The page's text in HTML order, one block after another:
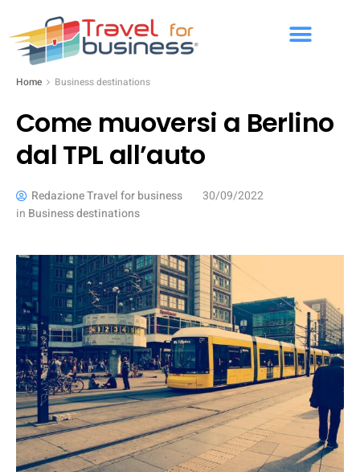
Home Business destinations
Come muoversi a Berlino
dal TPL all’auto
Redazione Travel for business
30/09/2022
in Business destinations